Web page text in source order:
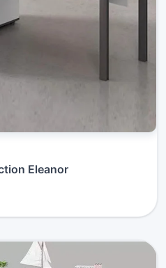
Eleanor